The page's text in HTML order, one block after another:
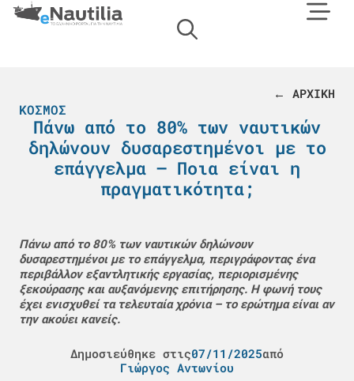
← ΑΡΧΙΚΗ
ΚΌΣΜΟΣ
Πάνω από το 80% των ναυτικών
δηλώνουν δυσαρεστημένοι με το
επάγγελμα – Ποια είναι η
πραγματικότητα;
Πάνω από το 80% των ναυτικών δηλώνουν
δυσαρεστημένοι με το επάγγελμα, περιγράφοντας ένα
περιβάλλον εξαντλητικής εργασίας, περιορισμένης
ξεκούρασης και αυξανόμενης επιτήρησης. Η φωνή τους
έχει ενισχυθεί τα τελευταία χρόνια – το ερώτημα είναι αν
την ακούει κανείς.
Δημοσιεύθηκε στις07/11/2025από
Γιώργος Αντωνίου